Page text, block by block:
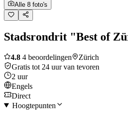
Alle 8 foto's
Stadsrondrit "Best of
4.8 4 beoordelingen
Zürich
Gratis tot 24 uur van tevoren
2 uur
Engels
Direct
Hoogtepunten